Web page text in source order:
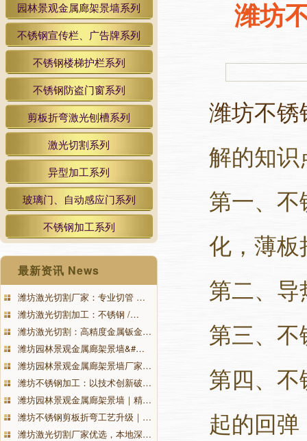
园林景观金属廊架景墙系列
不锈钢宣传栏、广告牌系列
不锈钢楼梯护栏系列
不锈钢防盗门窗系列
剪板折弯激光刨槽系列
激光切割系列
异型加工系列
玻璃门、自动感应门系列
不锈钢加工系列
最新资讯 News
潍坊激光切割厂家：专业切管 …
潍坊激光切割加工：不锈钢 /…
潍坊激光切割：高精度金属钣金…
潍坊园林景观金属廊架景墙&#…
潍坊园林景观金属廊架景墙厂家…
潍坊不锈钢加工：以技术创新破…
潍坊园林景观金属廊架景墙｜精…
潍坊不锈钢剪板折弯工艺升级｜…
潍坊激光切割厂家优选，本地深…
潍坊
潍坊不锈
解的知识
第一、
化，薄
第二、
第三、
第四、
起的回